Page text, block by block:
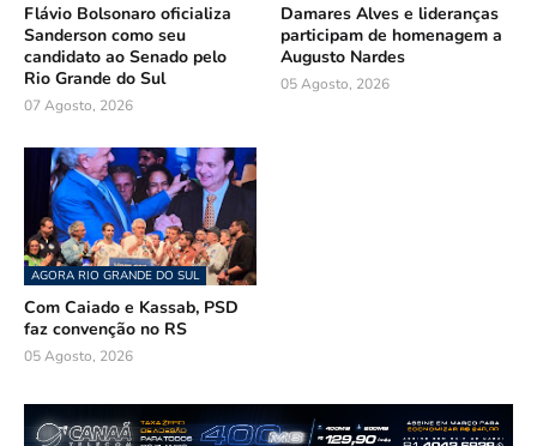
Flávio Bolsonaro oficializa
Sanderson como seu
candidato ao Senado pelo
Rio Grande do Sul
07 Agosto, 2026
Damares Alves e lideranças
participam de homenagem a
Augusto Nardes
05 Agosto, 2026
AGORA RIO GRANDE DO SUL
Com Caiado e Kassab, PSD
faz convenção no RS
05 Agosto, 2026